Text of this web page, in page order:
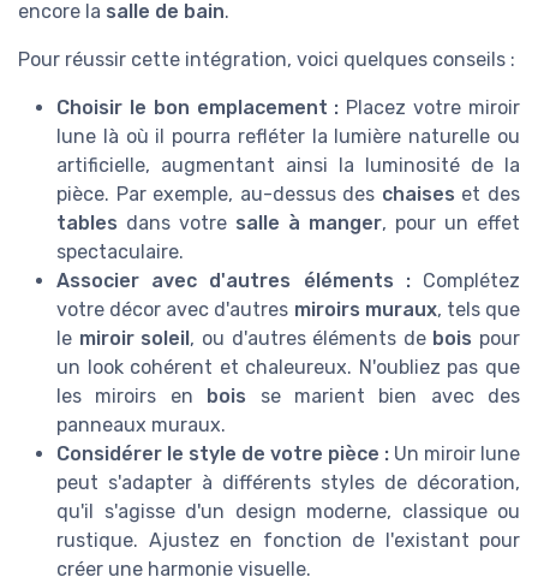
encore la salle de bain.
Pour réussir cette intégration, voici quelques conseils :
Choisir le bon emplacement : Placez votre miroir
lune là où il pourra refléter la lumière naturelle ou
artificielle, augmentant ainsi la luminosité de la
pièce. Par exemple, au-dessus des chaises et des
tables dans votre salle à manger, pour un effet
spectaculaire.
Associer avec d'autres éléments :Complétez
votre décor avec d'autres miroirs muraux, tels que
le miroir soleil, ou d'autres éléments de bois pour
un look cohérent et chaleureux. N'oubliez pas que
les miroirs en bois se marient bien avec des
panneaux muraux.
Considérer le style de votre pièce : Un miroir lune
peut s'adapter à différents styles de décoration,
qu'il s'agisse d'un design moderne, classique ou
rustique. Ajustez en fonction de l'existant pour
créer une harmonie visuelle.